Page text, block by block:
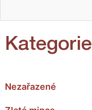
Kategorie
Nezařazené